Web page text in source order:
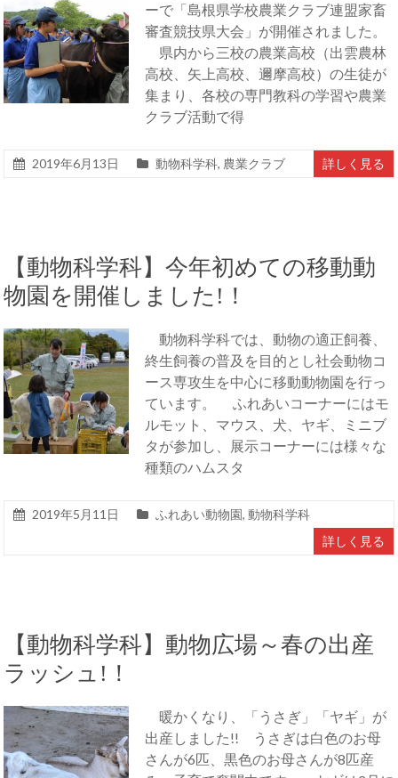
ーで「島根県学校農業クラブ連盟家畜
審査競技県大会」が開催されました。
県内から三校の農業高校（出雲農林
高校、矢上高校、邇摩高校）の生徒が
集まり、各校の専門教科の学習や農業
クラブ活動で得
2019年6月13日 動物科学科, 農業クラブ 詳しく見る
【動物科学科】今年初めての移動動
物園を開催しました!！
動物科学科では、動物の適正飼養、
終生飼養の普及を目的とし社会動物コ
ース専攻生を中心に移動動物園を行っ
ています。 ふれあいコーナーにはモ
ルモット、マウス、犬、ヤギ、ミニブ
タが参加し、展示コーナーには様々な
種類のハムスタ
2019年5月11日 ふれあい動物園,動物科学科
詳しく見る
【動物科学科】動物広場～春の出産
ラッシュ!！
暖かくなり、「うさぎ」「ヤギ」が
出産しました!! うさぎは白色のお母
さんが6匹、黒色のお母さんが8匹産